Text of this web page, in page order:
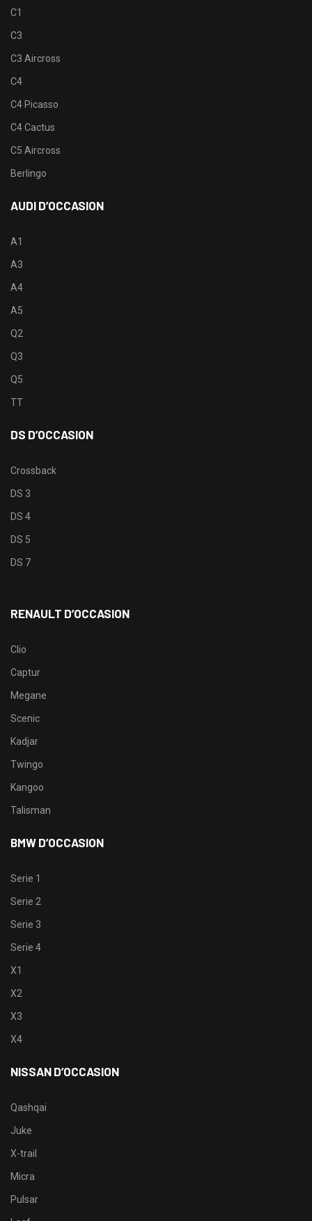
C1
C3
C3 Aircross
C4
C4 Picasso
C4 Cactus
C5 Aircross
Berlingo
AUDI D’OCCASION
A1
A3
A4
A5
Q2
Q3
Q5
TT
DS D’OCCASION
Crossback
DS 3
DS 4
DS 5
DS 7
RENAULT D’OCCASION
Clio
Captur
Megane
Scenic
Kadjar
Twingo
Kangoo
Talisman
BMW D’OCCASION
Serie 1
Serie 2
Serie 3
Serie 4
X1
X2
X3
X4
NISSAN D’OCCASION
Qashqai
Juke
X-trail
Micra
Pulsar